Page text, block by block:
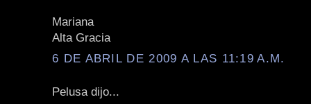
Mariana
Alta Gracia
6 DE ABRIL DE 2009 A LAS 11:19 A.M.
Pelusa dijo...